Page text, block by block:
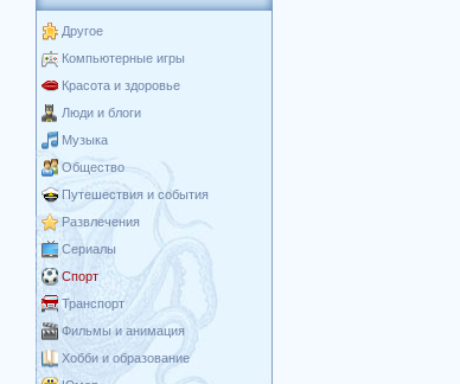
Другое
Компьютерные игры
Красота и здоровье
Люди и блоги
Музыка
Общество
Путешествия и события
Развлечения
Сериалы
Спорт
Транспорт
Фильмы и анимация
Хобби и образование